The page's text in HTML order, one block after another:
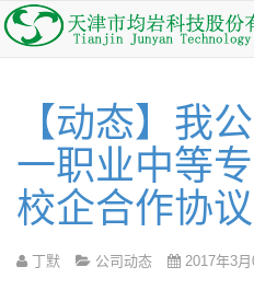
【动态】我
一职业中等
校企合作协议
丁默 公司动态 2017年3月